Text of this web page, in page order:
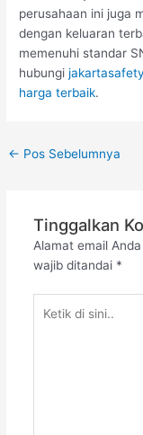
perusahaan ini juga
dengan keluaran
memenuhi standar
hubungi
harga terbaik.
← Pos Sebelumnya
Tinggalkan
Alamat email
wajib ditandai *